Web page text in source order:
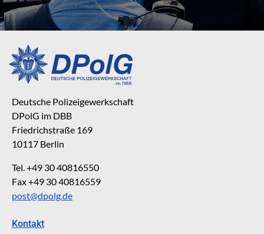
Deutsche Polizeigewerkschaft
DPolG im DBB
Friedrichstraße 169
10117 Berlin
Tel. +49 30 40816550
Fax +49 30 40816559
post@dpolg.de
Kontakt